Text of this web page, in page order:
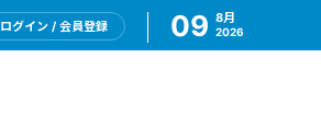
ログイン / 会員登録 09 8月
2026